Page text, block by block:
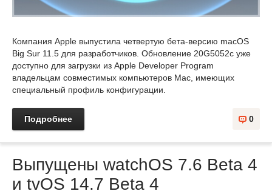
Компания Apple выпустила четвертую бета-версию macOS
Big Sur 11.5 для разработчиков. Обновление 20G5052c уже
доступно для загрузки из Apple Developer Program
владельцам совместимых компьютеров Mac, имеющих
специальный профиль конфигурации.
Подробнее 0
Выпущены watchOS 7.6 Beta 4
и tvOS 14.7 Beta 4